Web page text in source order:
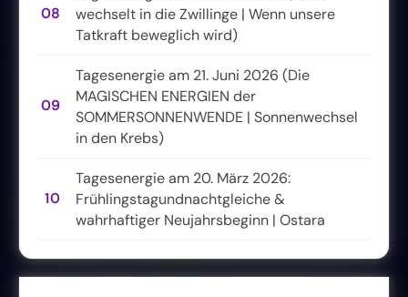
08
wechselt in die Zwillinge | Wenn unsere
Tatkraft beweglich wird)
09
Tagesenergie am 21. Juni 2026 (Die
MAGISCHEN ENERGIEN der
SOMMERSONNENWENDE | Sonnenwechsel
in den Krebs)
10
Tagesenergie am 20. März 2026:
Frühlingstagundnachtgleiche &
wahrhaftiger Neujahrsbeginn | Ostara